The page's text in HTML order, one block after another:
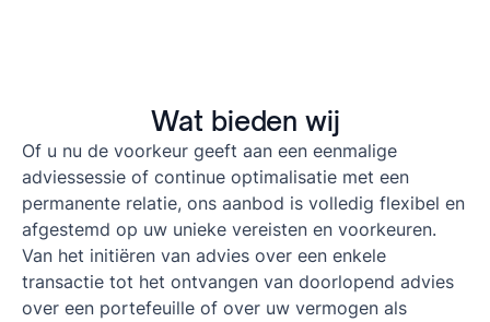
Wat bieden wij
Of u nu de voorkeur geeft aan een eenmalige
adviessessie of continue optimalisatie met een
permanente relatie, ons aanbod is volledig flexibel en
afgestemd op uw unieke vereisten en voorkeuren.
Van het initiëren van advies over een enkele
transactie tot het ontvangen van doorlopend advies
over een portefeuille of over uw vermogen als